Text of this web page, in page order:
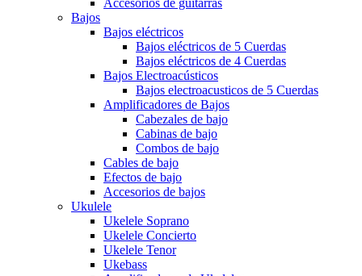
Bajos
Bajos eléctricos
Bajos eléctricos de 5 Cuerdas
Bajos eléctricos de 4 Cuerdas
Bajos Electroacústicos
Bajos electroacusticos de 5 Cuerdas
Amplificadores de Bajos
Cabezales de bajo
Cabinas de bajo
Combos de bajo
Cables de bajo
Efectos de bajo
Accesorios de bajos
Ukulele
Ukelele Soprano
Ukelele Concierto
Ukelele Tenor
Ukebass